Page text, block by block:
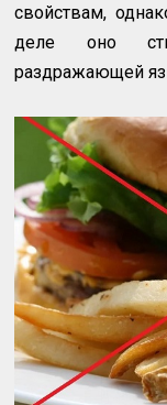
свойствам,
деле оно
раздражающей